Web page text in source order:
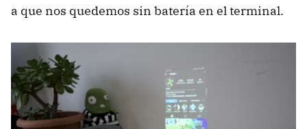
a que nos quedemos sin batería en el terminal.